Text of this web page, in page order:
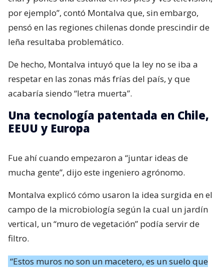
por ejemplo”, contó Montalva que, sin embargo,
pensó en las regiones chilenas donde prescindir de
leña resultaba problemático.
De hecho, Montalva intuyó que la ley no se iba a
respetar en las zonas más frías del país, y que
acabaría siendo “letra muerta”.
Una tecnología patentada en Chile,
EEUU y Europa
Fue ahí cuando empezaron a “juntar ideas de
mucha gente”, dijo este ingeniero agrónomo.
Montalva explicó cómo usaron la idea surgida en el
campo de la microbiología según la cual un jardín
vertical, un “muro de vegetación” podía servir de
filtro.
“Estos muros no son un macetero, es un suelo que